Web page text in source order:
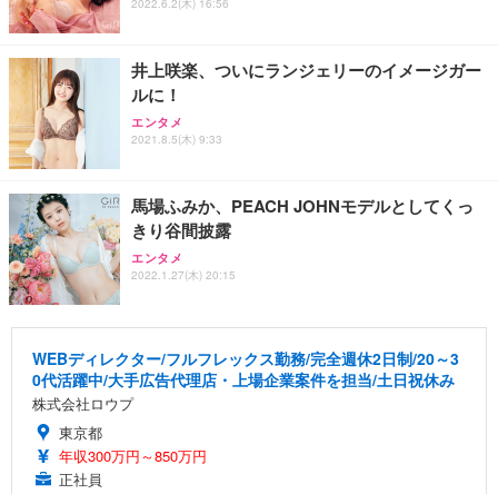
2022.6.2(木) 16:56
井上咲楽、ついにランジェリーのイメージガー
ルに！
エンタメ
2021.8.5(木) 9:33
馬場ふみか、PEACH JOHNモデルとしてくっ
きり谷間披露
エンタメ
2022.1.27(木) 20:15
WEBディレクター/フルフレックス勤務/完全週休2日制/20～3
0代活躍中/大手広告代理店・上場企業案件を担当/土日祝休み
株式会社ロウプ
東京都
年収300万円～850万円
正社員